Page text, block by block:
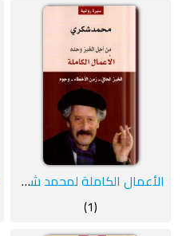
الأعمال الكاملة لمحمد شكري 1
(1)